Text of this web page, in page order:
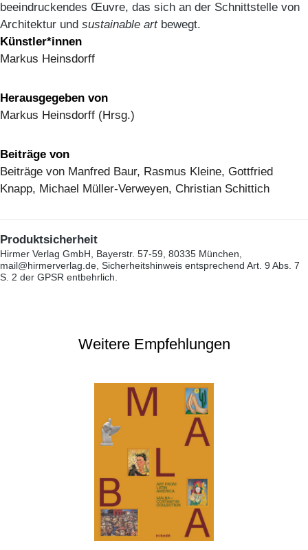
beeindruckendes Œuvre, das sich an der Schnittstelle von
Architektur und sustainable artbewegt.
Künstler*innen
Markus Heinsdorff
Herausgegeben von
Markus Heinsdorff (Hrsg.)
Beiträge von
Beiträge von Manfred Baur, Rasmus Kleine, Gottfried
Knapp, Michael Müller-Verweyen, Christian Schittich
Produktsicherheit
Hirmer Verlag GmbH, Bayerstr. 57-59, 80335 München,
mail@hirmerverlag.de, Sicherheitshinweis entsprechend Art. 9 Abs. 7
S. 2 der GPSR entbehrlich.
Weitere Empfehlungen